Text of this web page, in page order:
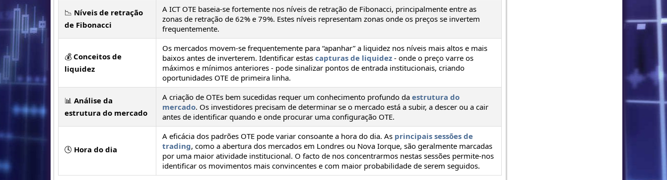
📉 Níveis de retração
de Fibonacci
A ICT OTE baseia-se fortemente nos níveis de retração de Fibonacci, principalmente entre as
zonas de retração de 62% e 79%. Estes níveis representam zonas onde os preços se invertem
frequentemente.
💰 Conceitos de
liquidez
Os mercados movem-se frequentemente para “apanhar” a liquidez nos níveis mais altos e mais
baixos antes de inverterem. Identificar estas capturas de liquidez - onde o preço varre os
máximos e mínimos anteriores - pode sinalizar pontos de entrada institucionais, criando
oportunidades OTE de primeira linha.
📊 Análise da
estrutura do mercado
A criação de OTEs bem sucedidas requer um conhecimento profundo da estrutura do
mercado. Os investidores precisam de determinar se o mercado está a subir, a descer ou a cair
antes de identificar quando e onde procurar uma configuração OTE.
🕓 Hora do dia
A eficácia dos padrões OTE pode variar consoante a hora do dia. As principais sessões de
trading, como a abertura dos mercados em Londres ou Nova Iorque, são geralmente marcadas
por uma maior atividade institucional. O facto de nos concentrarmos nestas sessões permite-nos
identificar os movimentos mais convincentes e com maior probabilidade de serem seguidos.